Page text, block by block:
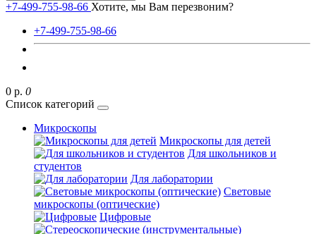
+7-499-755-98-66 Хотите, мы Вам перезвоним?
+7-499-755-98-66
0 р. 0
Список категорий
Микроскопы
Микроскопы для детей
Для школьников и
студентов
Для лаборатории
Световые
микроскопы (оптические)
Цифровые